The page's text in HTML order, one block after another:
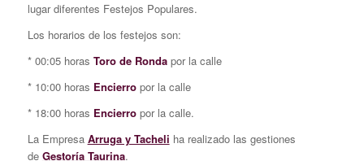
lugar diferentes Festejos Populares.
Los horarios de los festejos son:
* 00:05 horas Toro de Rondapor la calle
* 10:00 horas Encierropor la calle
* 18:00 horas Encierropor la calle.
La Empresa Arruga y Tacheli ha realizado las gestiones
de Gestoría Taurina.